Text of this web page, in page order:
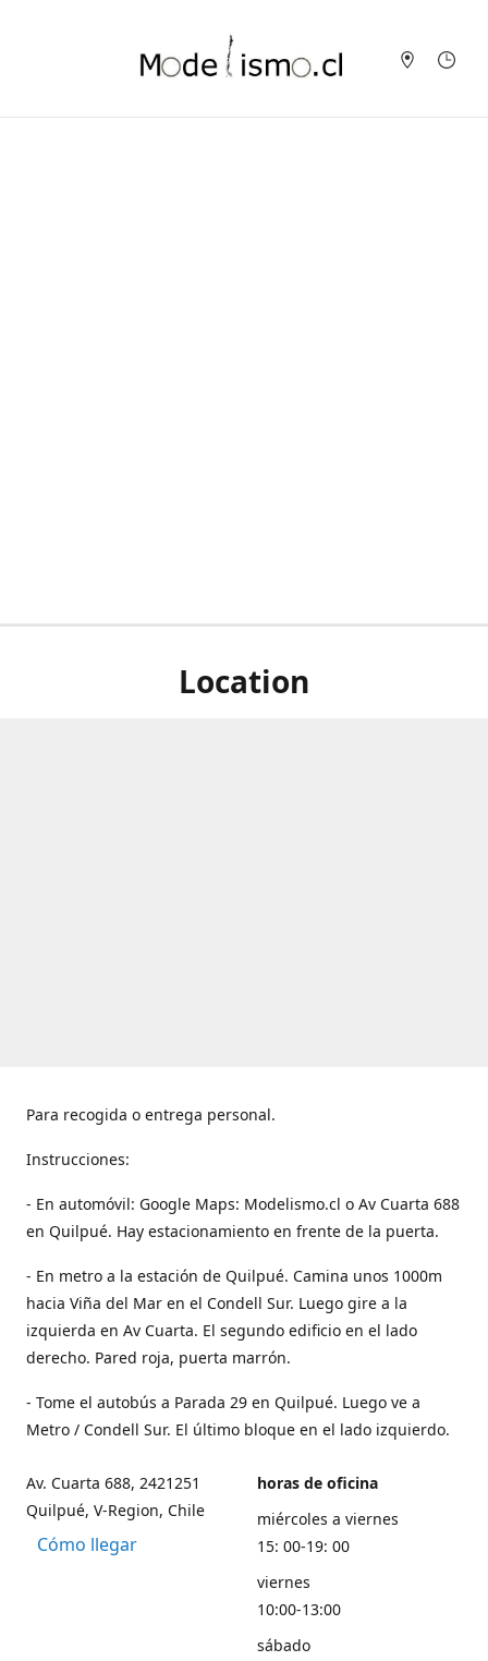
Location
Para recogida o entrega personal.
Instrucciones:
- En automóvil: Google Maps: Modelismo.cl o Av Cuarta 688
en Quilpué. Hay estacionamiento en frente de la puerta.
- En metro a la estación de Quilpué. Camina unos 1000m
hacia Viña del Mar en el Condell Sur. Luego gire a la
izquierda en Av Cuarta. El segundo edificio en el lado
derecho. Pared roja, puerta marrón.
- Tome el autobús a Parada 29 en Quilpué. Luego ve a
Metro / Condell Sur. El último bloque en el lado izquierdo.
Av. Cuarta 688, 2421251
Quilpué, V-Region, Chile
Cómo llegar
horas de oficina
miércoles a viernes
15: 00-19: 00
viernes
10:00-13:00
sábado